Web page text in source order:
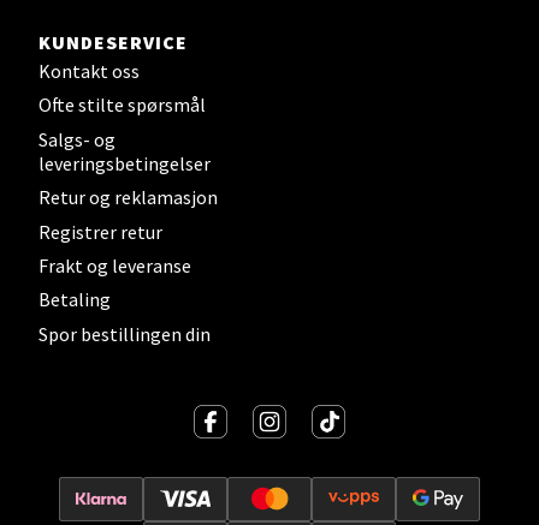
KUNDESERVICE
Kontakt oss
Ofte stilte spørsmål
Salgs- og
leveringsbetingelser
Retur og reklamasjon
Registrer retur
Frakt og leveranse
Betaling
Spor bestillingen din
Levanger - Magneten
Moafjæra 14, 7606 Levanger
0 i butikk
Mandal - Alti Mandal
Skarvøyveien 55, 4517 Mandal
Åpent i dag 10-18
0 i butikk